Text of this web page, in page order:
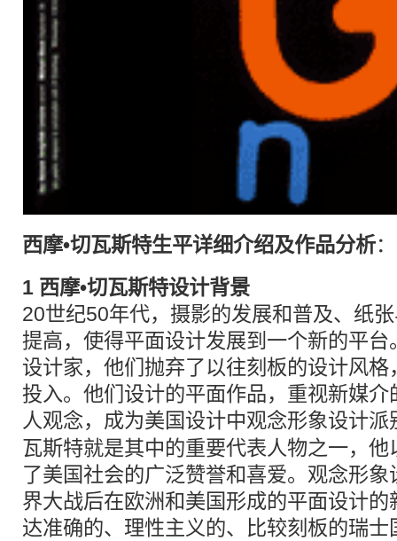
西摩•切瓦斯特生平详细介绍及作品分析：
1 西摩•切瓦斯特设计背景
20世纪50年代，摄影的发展和普及、纸
提高，使得平面设计发展到一个新的平
设计家，他们抛弃了以往刻板的设计风
投入。他们设计的平面作品，重视新媒
人观念，成为美国设计中观念形象设计派
瓦斯特就是其中的重要代表人物之一，
了美国社会的广泛赞誉和喜爱。观念形象
界大战后在欧洲和美国形成的平面设计
达准确的、理性主义的、比较刻板的瑞